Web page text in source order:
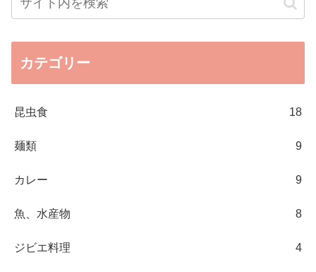
カテゴリー
昆虫食 18
麺類 9
カレー 9
魚、水産物 8
ジビエ料理 4